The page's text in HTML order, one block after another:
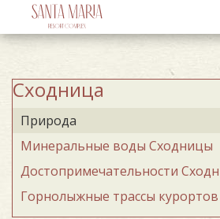
Сходница
Природа
Минеральные воды Сходницы
Достопримечательности
Горнолыжные трассы